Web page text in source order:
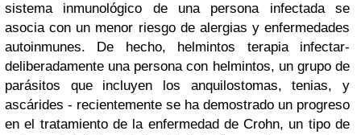
sistema inmunológico de una persona infectada se
asocia con un menor riesgo de alergias y enfermedades
autoinmunes.
De hecho, helmintos terapia infectar-
deliberadamente una persona con helmintos, un grupo de
parásitos que incluyen los anquilostomas, tenias, y
ascárides - recientemente se ha demostrado un progreso
en el tratamiento de la enfermedad de Crohn, un tipo de